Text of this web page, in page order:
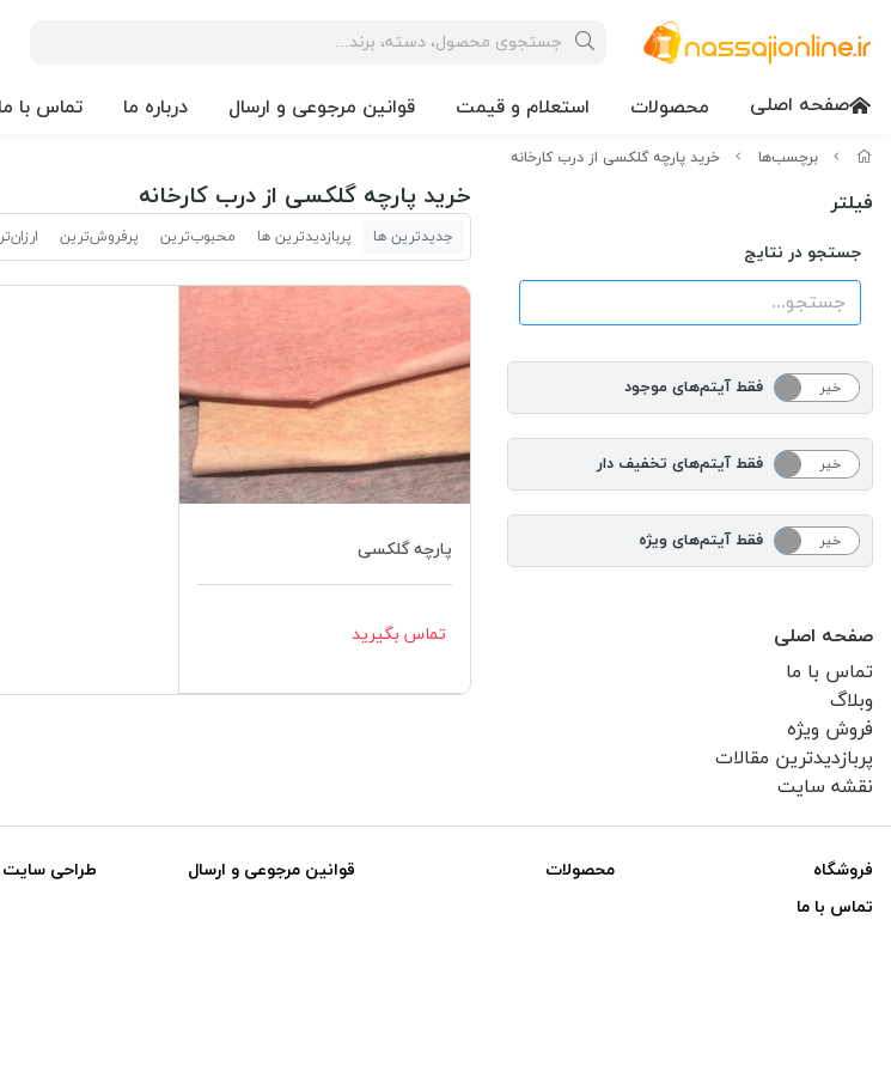
صفحه اصلی محصولات استعلام و قیمت قوانین مرجوعی و ارسال درباره ما تماس با ما
برچسب‌ها خرید پارچه گلکسی از درب کارخانه
فیلتر
جستجو در نتایج
بله خیر فقط آیتم‌های موجود
بله خیر فقط آیتم‌های تخفیف دار
بله خیر فقط آیتم‌های ویژه
صفحه اصلی
تماس با ما
وبلاگ
فروش ویژه
پربازدیدترین مقالات
نقشه سایت
خرید پارچه گلکسی از درب کارخانه
جدیدترین ها پربازدیدترین ها محبوب‌‌ترین پرفروش‌ترین
پارچه گلکسی
تماس بگیرید
فروشگاه محصولات قوانین مرجوعی و ارسال
طراحی
تماس با ما